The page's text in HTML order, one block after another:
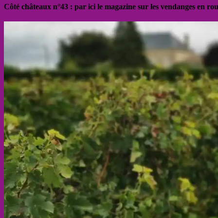
Côté châteaux n°43 : par ici le magazine sur les vendanges en